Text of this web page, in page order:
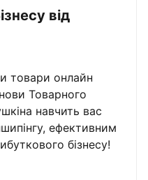
від
товари онлайн
Товарного
навчить вас
ефективним
бізнесу!